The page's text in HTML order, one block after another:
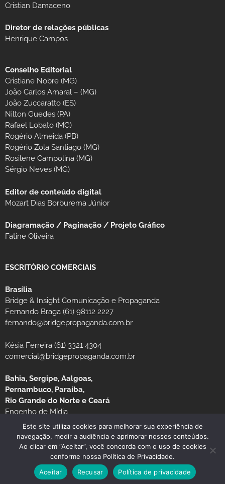
Cristian Damaceno
Diretor de relações públicas
Henrique Campos
Conselho Editorial
Cristiane Nobre (MG)
João Carlos Amaral – (MG)
João Zuccaratto (ES)
Nilton Guedes (PA)
Rafael Lobato (MG)
Rogério Almeida (PB)
Rogério Zola Santiago (MG)
Rosilene Campolina (MG)
Sérgio Neves (MG)
Editor de conteúdo digital
Mozart Dias Borburema Júnior
Diagramação / Paginação / Projeto Gráfico
Fatine Oliveira
ESCRITÓRIO COMERCIAIS
Brasília
Bridge & Insight Comunicação e Propaganda
Fernando Braga (61) 98112 2227
fernando@bridgepropaganda.com.br
Késia Ferreira (61) 3321 4304
comercial@bridgepropaganda.com.br
Bahia, Sergipe, Aalgoas,
Pernambuco, Paraíba,
Rio Grande do Norte e Ceará
Engenho de Mídia
Luciano Moura (81) 99939-0235 / (81) 3126-8181
© Copyright 2026 JORNAL MG TURISMO
Este site utiliza cookies para melhorar sua experiência de
navegação, medir a audiência e aprimorar nossos conteúdos.
Ao clicar em “Aceitar”, você concorda com o uso de cookies
conforme nossa Política de Privacidade.
Aceitar
Recusar Política de privacidade